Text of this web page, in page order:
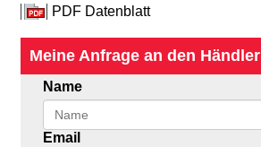
PDF Datenblatt
Meine Anfrage an den Händler
Name
Email